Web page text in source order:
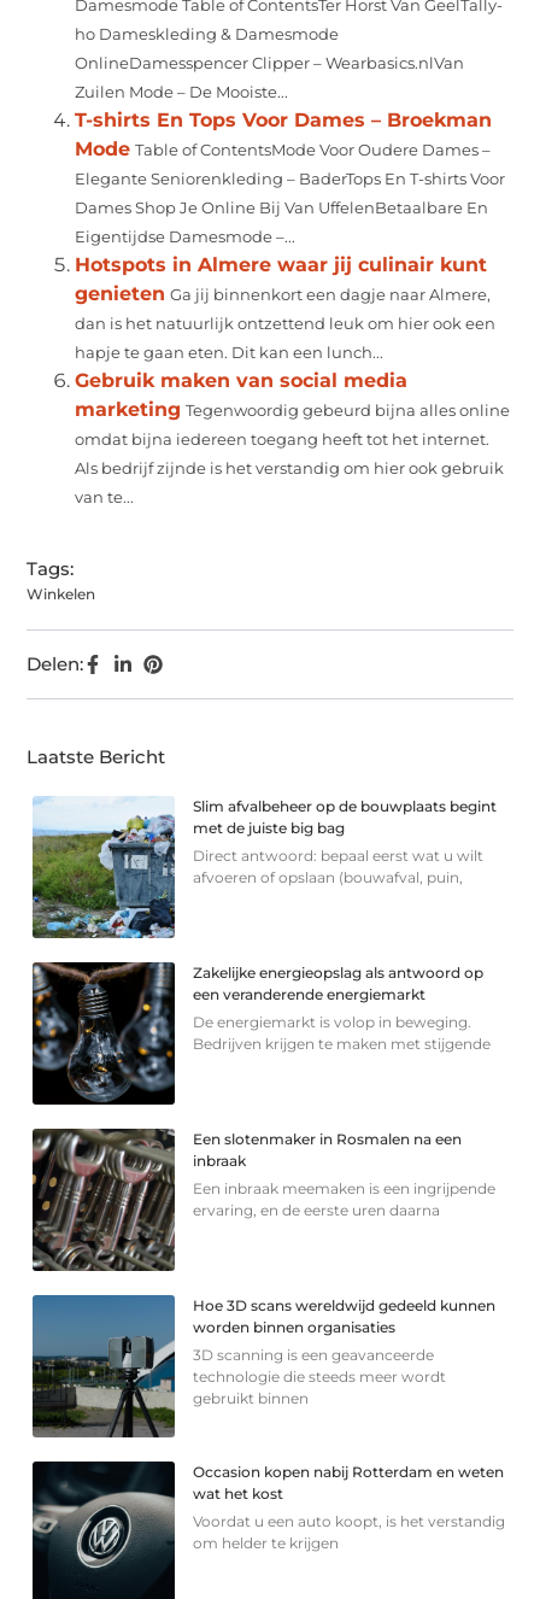
Damesmode Table of ContentsTer Horst Van GeelTally-
ho Dameskleding & Damesmode
OnlineDamesspencer Clipper – Wearbasics.nlVan
Zuilen Mode – De Mooiste...
T-shirts En Tops Voor Dames – Broekman
Mode Table of ContentsMode Voor Oudere Dames –
Elegante Seniorenkleding – BaderTops En T-shirts Voor
Dames Shop Je Online Bij Van UffelenBetaalbare En
Eigentijdse Damesmode –...
Hotspots in Almere waar jij culinair kunt
genieten Ga jij binnenkort een dagje naar Almere,
dan is het natuurlijk ontzettend leuk om hier ook een
hapje te gaan eten. Dit kan een lunch...
Gebruik maken van social media
marketing Tegenwoordig gebeurd bijna alles online
omdat bijna iedereen toegang heeft tot het internet.
Als bedrijf zijnde is het verstandig om hier ook gebruik
van te...
Tags:
Winkelen
Delen:
Laatste Bericht
Slim afvalbeheer op de bouwplaats begint
met de juiste big bag
Direct antwoord: bepaal eerst wat u wilt
afvoeren of opslaan (bouwafval, puin,
Zakelijke energieopslag als antwoord op
een veranderende energiemarkt
De energiemarkt is volop in beweging.
Bedrijven krijgen te maken met stijgende
Een slotenmaker in Rosmalen na een
inbraak
Een inbraak meemaken is een ingrijpende
ervaring, en de eerste uren daarna
Hoe 3D scans wereldwijd gedeeld kunnen
worden binnen organisaties
3D scanning is een geavanceerde
technologie die steeds meer wordt
gebruikt binnen
Occasion kopen nabij Rotterdam en weten
wat het kost
Voordat u een auto koopt, is het verstandig
om helder te krijgen